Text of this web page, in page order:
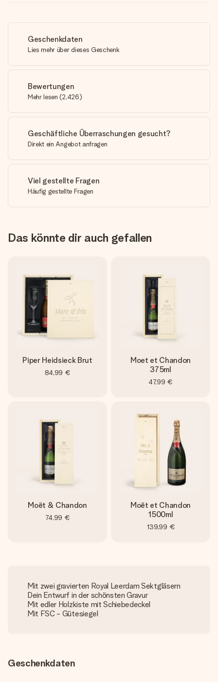
Geschenkdaten
Lies mehr über dieses Geschenk
Bewertungen
Mehr lesen (2,426)
Geschäftliche Überraschungen gesucht?
Direkt ein Angebot anfragen
Viel gestellte Fragen
Häufig gestellte Fragen
Das könnte dir auch gefallen
Piper Heidsieck Brut
84,99 €
Moet et Chandon
375ml
47,99 €
Moët & Chandon
74,99 €
Moët et Chandon
1500ml
139,99 €
Mit zwei gravierten Royal Leerdam Sektgläsern
Dein Entwurf in der schönsten Gravur
Mit edler Holzkiste mit Schiebedeckel
Mit FSC - Gütesiegel
Geschenkdaten